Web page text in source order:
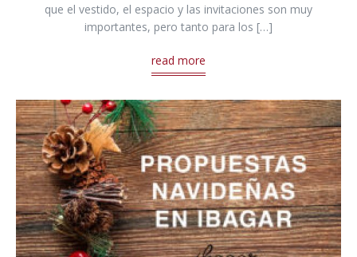
que el vestido, el espacio y las invitaciones son muy
importantes, pero tanto para los […]
read more